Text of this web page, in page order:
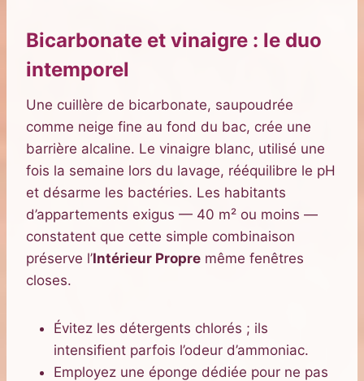
Bicarbonate et vinaigre : le duo
intemporel
Une cuillère de bicarbonate, saupoudrée
comme neige fine au fond du bac, crée une
barrière alcaline. Le vinaigre blanc, utilisé une
fois la semaine lors du lavage, rééquilibre le pH
et désarme les bactéries. Les habitants
d’appartements exigus — 40 m² ou moins —
constatent que cette simple combinaison
préserve l’Intérieur Propre même fenêtres
closes.
Évitez les détergents chlorés ; ils
intensifient parfois l’odeur d’ammoniac.
Employez une éponge dédiée pour ne pas